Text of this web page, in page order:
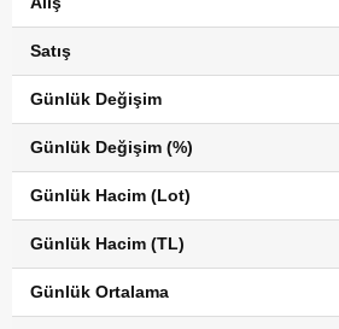
Satış
Günlük Değişim
Günlük Değişim (%)
Günlük Hacim (Lot)
Günlük Hacim (TL)
Günlük Ortalama